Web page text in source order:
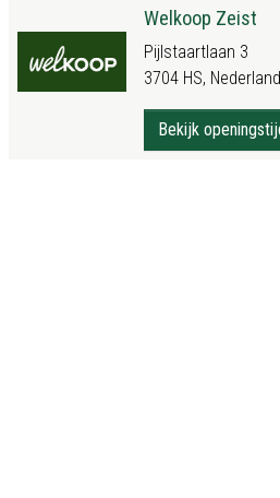
Welkoop Zeist
Pijlstaartlaan 3
3704 HS, Nederland
Bekijk